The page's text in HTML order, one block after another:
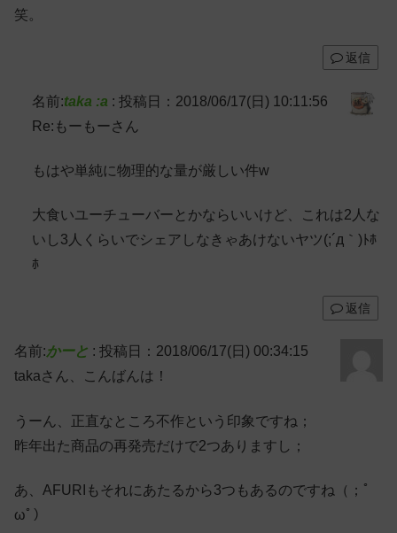
笑。
返信
名前:taka :a : 投稿日：2018/06/17(日) 10:11:56
Re:もーもーさん
もはや単純に物理的な量が厳しい件w
大食いユーチューバーとかならいいけど、これは2人な
いし3人くらいでシェアしなきゃあけないヤツ(;´д｀)ﾄﾎ
ﾎ
返信
名前:かーと : 投稿日：2018/06/17(日) 00:34:15
takaさん、こんばんは！
うーん、正直なところ不作という印象ですね；
昨年出た商品の再発売だけで2つありますし；
あ、AFURIもそれにあたるから3つもあるのですね（；ﾟ
ωﾟ）